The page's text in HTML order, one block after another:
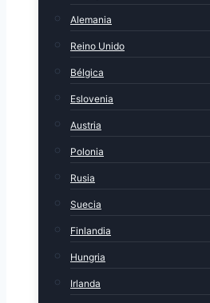
Alemania
Reino Unido
Bélgica
Eslovenia
Austria
Polonia
Rusia
Suecia
Finlandia
Hungria
Irlanda